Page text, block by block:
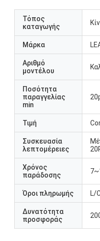
Τόπος
καταγωγής
Μάρκα
Αριθμό
μοντέλου
Ποσότητα
παραγγελίας
min
Τιμή
Συσκευασία
λεπτομέρειες
Χρόνος
παράδοσης
Όροι πληρωμής L/
Δυνατότητα
προσφοράς